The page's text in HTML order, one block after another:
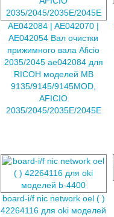
AE042084 | AE042070 |
AE042054 Вал очистки
прижимного вала Aficio
2035/2045 ae042084 для
RICOH моделей MB
9135/9145/9145MOD,
AFICIO
2035/2045/2035E/2045E
board-i/f nic network oel ( )
42264116 для oki моделей